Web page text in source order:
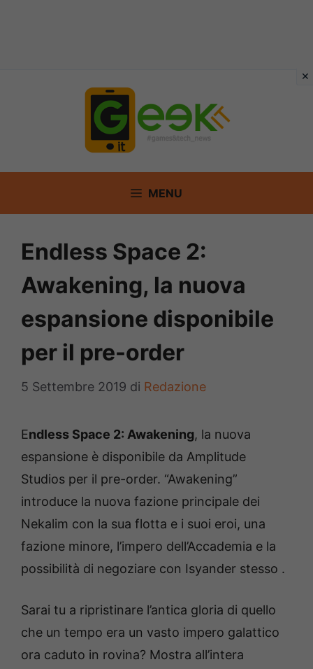
MENU
Endless Space 2:
Awakening, la nuova
espansione disponibile
per il pre-order
5 Settembre 2019 di Redazione
Endless Space 2: Awakening, la nuova
espansione è disponibile da Amplitude
Studios per il pre-order. “Awakening”
introduce la nuova fazione principale dei
Nekalim con la sua flotta e i suoi eroi, una
fazione minore, l’impero dell’Accademia e la
possibilità di negoziare con Isyander stesso .
Sarai tu a ripristinare l’antica gloria di quello
che un tempo era un vasto impero galattico
ora caduto in rovina? Mostra all’intera